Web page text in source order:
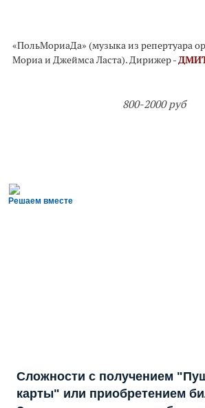
«ПольМориаДа» (музыка из репертуара
Мориа и Джеймса Ласта). Дирижер -
800-2000 руб
Решаем вместе
Сложности с получением
карты" или приобретением